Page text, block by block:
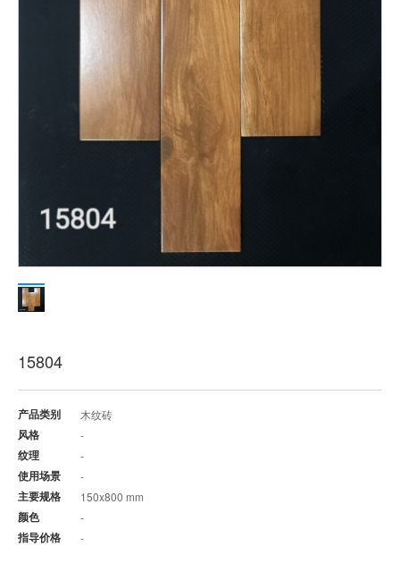
15804
产品类别 木纹砖
风格 -
纹理 -
使用场景 -
主要规格 150x800 mm
颜色 -
指导价格 -